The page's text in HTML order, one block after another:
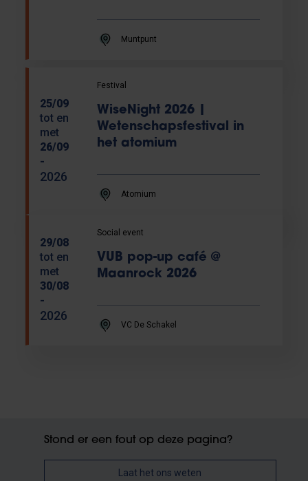
Muntpunt
25/09
tot en
met
26/09
-
2026
Festival
WiseNight 2026 |
Wetenschapsfestival in
het atomium
Atomium
29/08
tot en
met
30/08
-
2026
Social event
VUB pop-up café @
Maanrock 2026
VC De Schakel
Stond er een fout op deze pagina?
Laat het ons weten